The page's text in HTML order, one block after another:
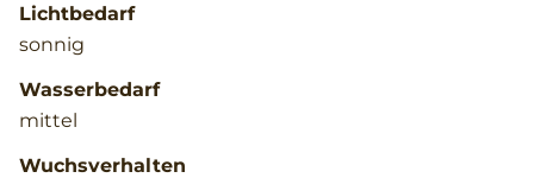
Lichtbedarf
sonnig
Wasserbedarf
mittel
Wuchsverhalten